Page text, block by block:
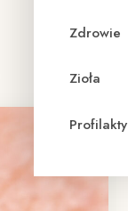
Zdrowie
Zioła